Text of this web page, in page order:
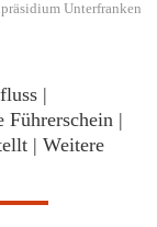
Unterfranken
|
Führerschein |
| Weitere